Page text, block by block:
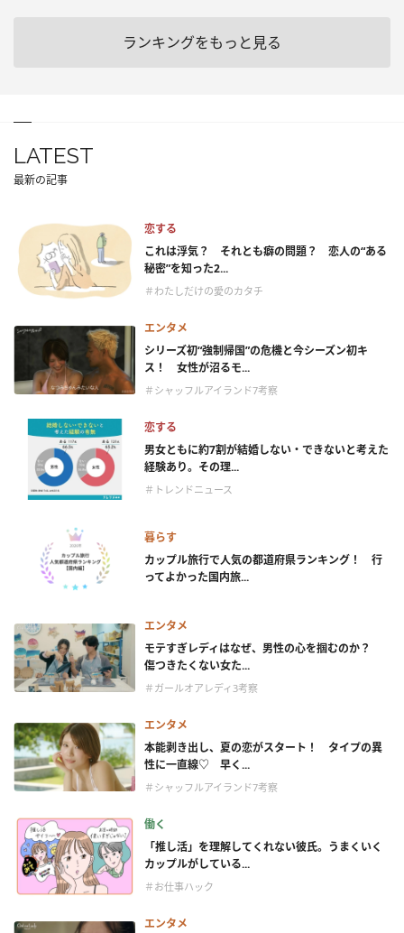
ランキングをもっと見る
LATEST
最新の記事
恋する
これは浮気？ それとも癖の問題？ 恋人の“ある
秘密”を知った2...
＃わたしだけの愛のカタチ
エンタメ
シリーズ初“強制帰国”の危機と今シーズン初キ
ス！ 女性が沼るモ...
＃シャッフルアイランド7考察
恋する
男女ともに約7割が結婚しない・できないと考えた
経験あり。その理...
＃トレンドニュース
暮らす
カップル旅行で人気の都道府県ランキング！ 行
ってよかった国内旅...
エンタメ
モテすぎレディはなぜ、男性の心を掴むのか？
傷つきたくない女た...
＃ガールオアレディ3考察
エンタメ
本能剥き出し、夏の恋がスタート！ タイプの異
性に一直線♡ 早く...
＃シャッフルアイランド7考察
働く
「推し活」を理解してくれない彼氏。うまくいく
カップルがしている...
＃お仕事ハック
エンタメ